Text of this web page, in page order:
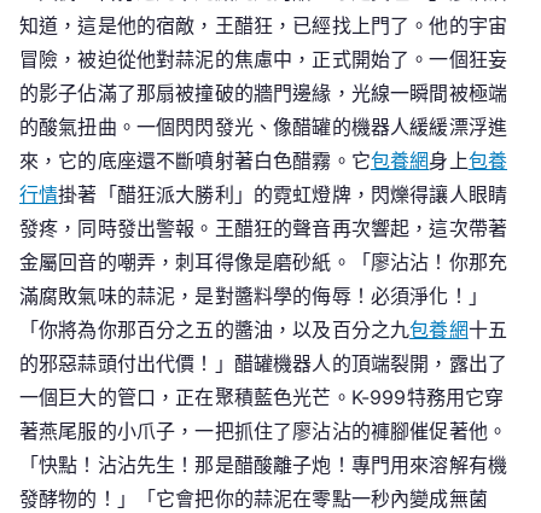
知道，這是他的宿敵，王醋狂，已經找上門了。他的宇宙
冒險，被迫從他對蒜泥的焦慮中，正式開始了。一個狂妄
的影子佔滿了那扇被撞破的牆門邊緣，光線一瞬間被極端
的酸氣扭曲。一個閃閃發光、像醋罐的機器人緩緩漂浮進
來，它的底座還不斷噴射著白色醋霧。它包養網身上包養
行情掛著「醋狂派大勝利」的霓虹燈牌，閃爍得讓人眼睛
發疼，同時發出警報。王醋狂的聲音再次響起，這次帶著
金屬回音的嘲弄，刺耳得像是磨砂紙。「廖沾沾！你那充
滿腐敗氣味的蒜泥，是對醬料學的侮辱！必須淨化！」
「你將為你那百分之五的醬油，以及百分之九包養網十五
的邪惡蒜頭付出代價！」醋罐機器人的頂端裂開，露出了
一個巨大的管口，正在聚積藍色光芒。K-999特務用它穿
著燕尾服的小爪子，一把抓住了廖沾沾的褲腳催促著他。
「快點！沾沾先生！那是醋酸離子炮！專門用來溶解有機
發酵物的！」「它會把你的蒜泥在零點一秒內變成無菌